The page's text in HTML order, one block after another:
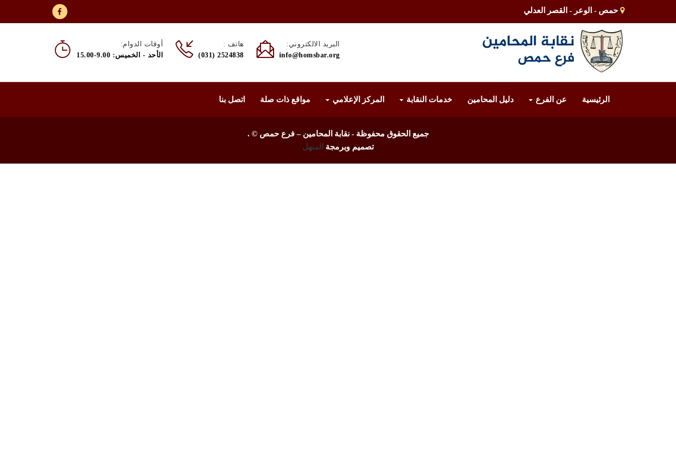
حمص - الوعر - القصر العدلي
أوقات الدوام:
الأحد - الخميس: 9.00-15.00
هاتف :
(031) 2524838
البريد الالكتروني:
info@homsbar.org
الرئيسية عن الفرع دليل المحامين خدمات النقابة المركز الإعلامي مواقع ذات صلة اتصل بنا
جميع الحقوق محفوظة - نقابة المحامين – فرع حمص ©.
تصميم وبرمجة
المنهل